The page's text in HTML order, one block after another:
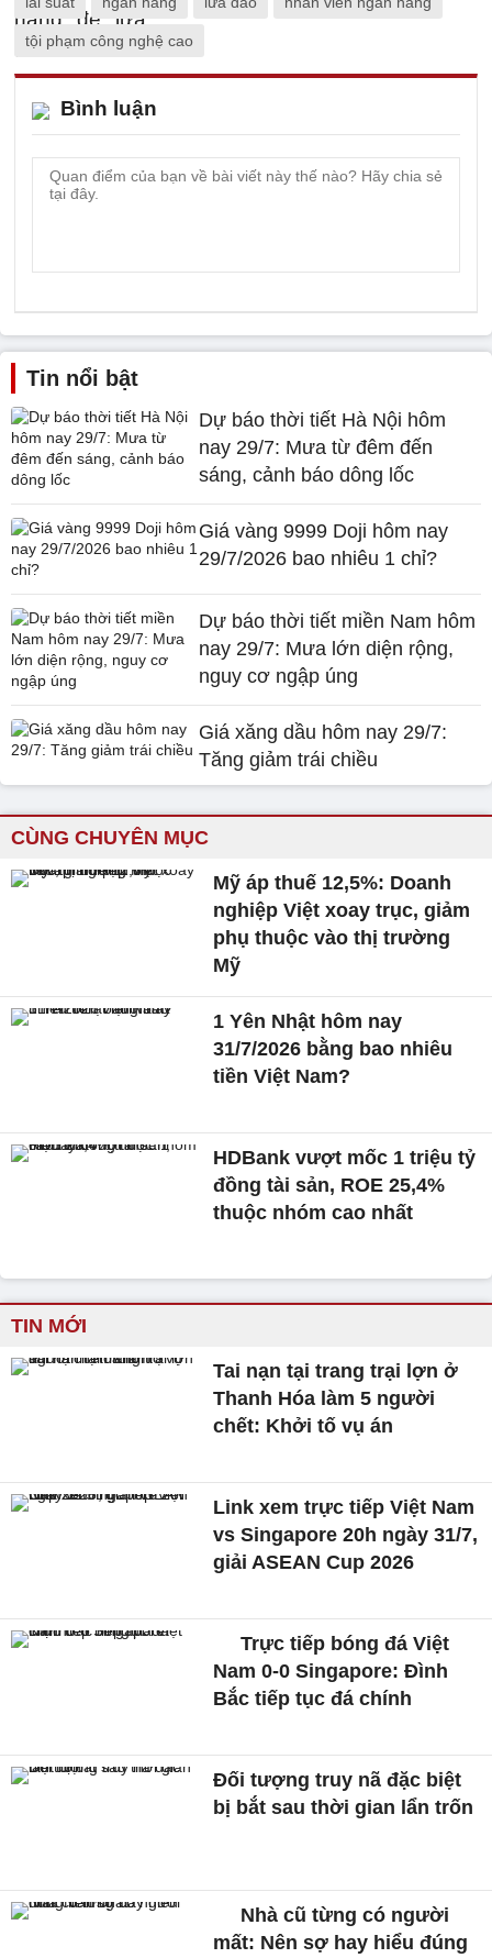
tội phạm công nghệ cao
Bình luận
Tin nổi bật
Dự báo thời tiết Hà Nội hôm
nay 29/7: Mưa từ đêm đến
sáng, cảnh báo dông lốc
Giá vàng 9999 Doji hôm nay
29/7/2026 bao nhiêu 1 chỉ?
Dự báo thời tiết miền Nam hôm
nay 29/7: Mưa lớn diện rộng,
nguy cơ ngập úng
Giá xăng dầu hôm nay 29/7:
Tăng giảm trái chiều
CÙNG CHUYÊN MỤC
Mỹ áp thuế 12,5%: Doanh
nghiệp Việt xoay trục, giảm
phụ thuộc vào thị trường
Mỹ
1 Yên Nhật hôm nay
31/7/2026 bằng bao nhiêu
tiền Việt Nam?
HDBank vượt mốc 1 triệu tỷ
đồng tài sản, ROE 25,4%
thuộc nhóm cao nhất
TIN MỚI
Tai nạn tại trang trại lợn ở
Thanh Hóa làm 5 người
chết: Khởi tố vụ án
Link xem trực tiếp Việt Nam
vs Singapore 20h ngày 31/7,
giải ASEAN Cup 2026
Trực tiếp bóng đá Việt
Nam 0-0 Singapore: Đình
Bắc tiếp tục đá chính
Đối tượng truy nã đặc biệt
bị bắt sau thời gian lẩn trốn
Nhà cũ từng có người
mất: Nên sợ hay hiểu đúng